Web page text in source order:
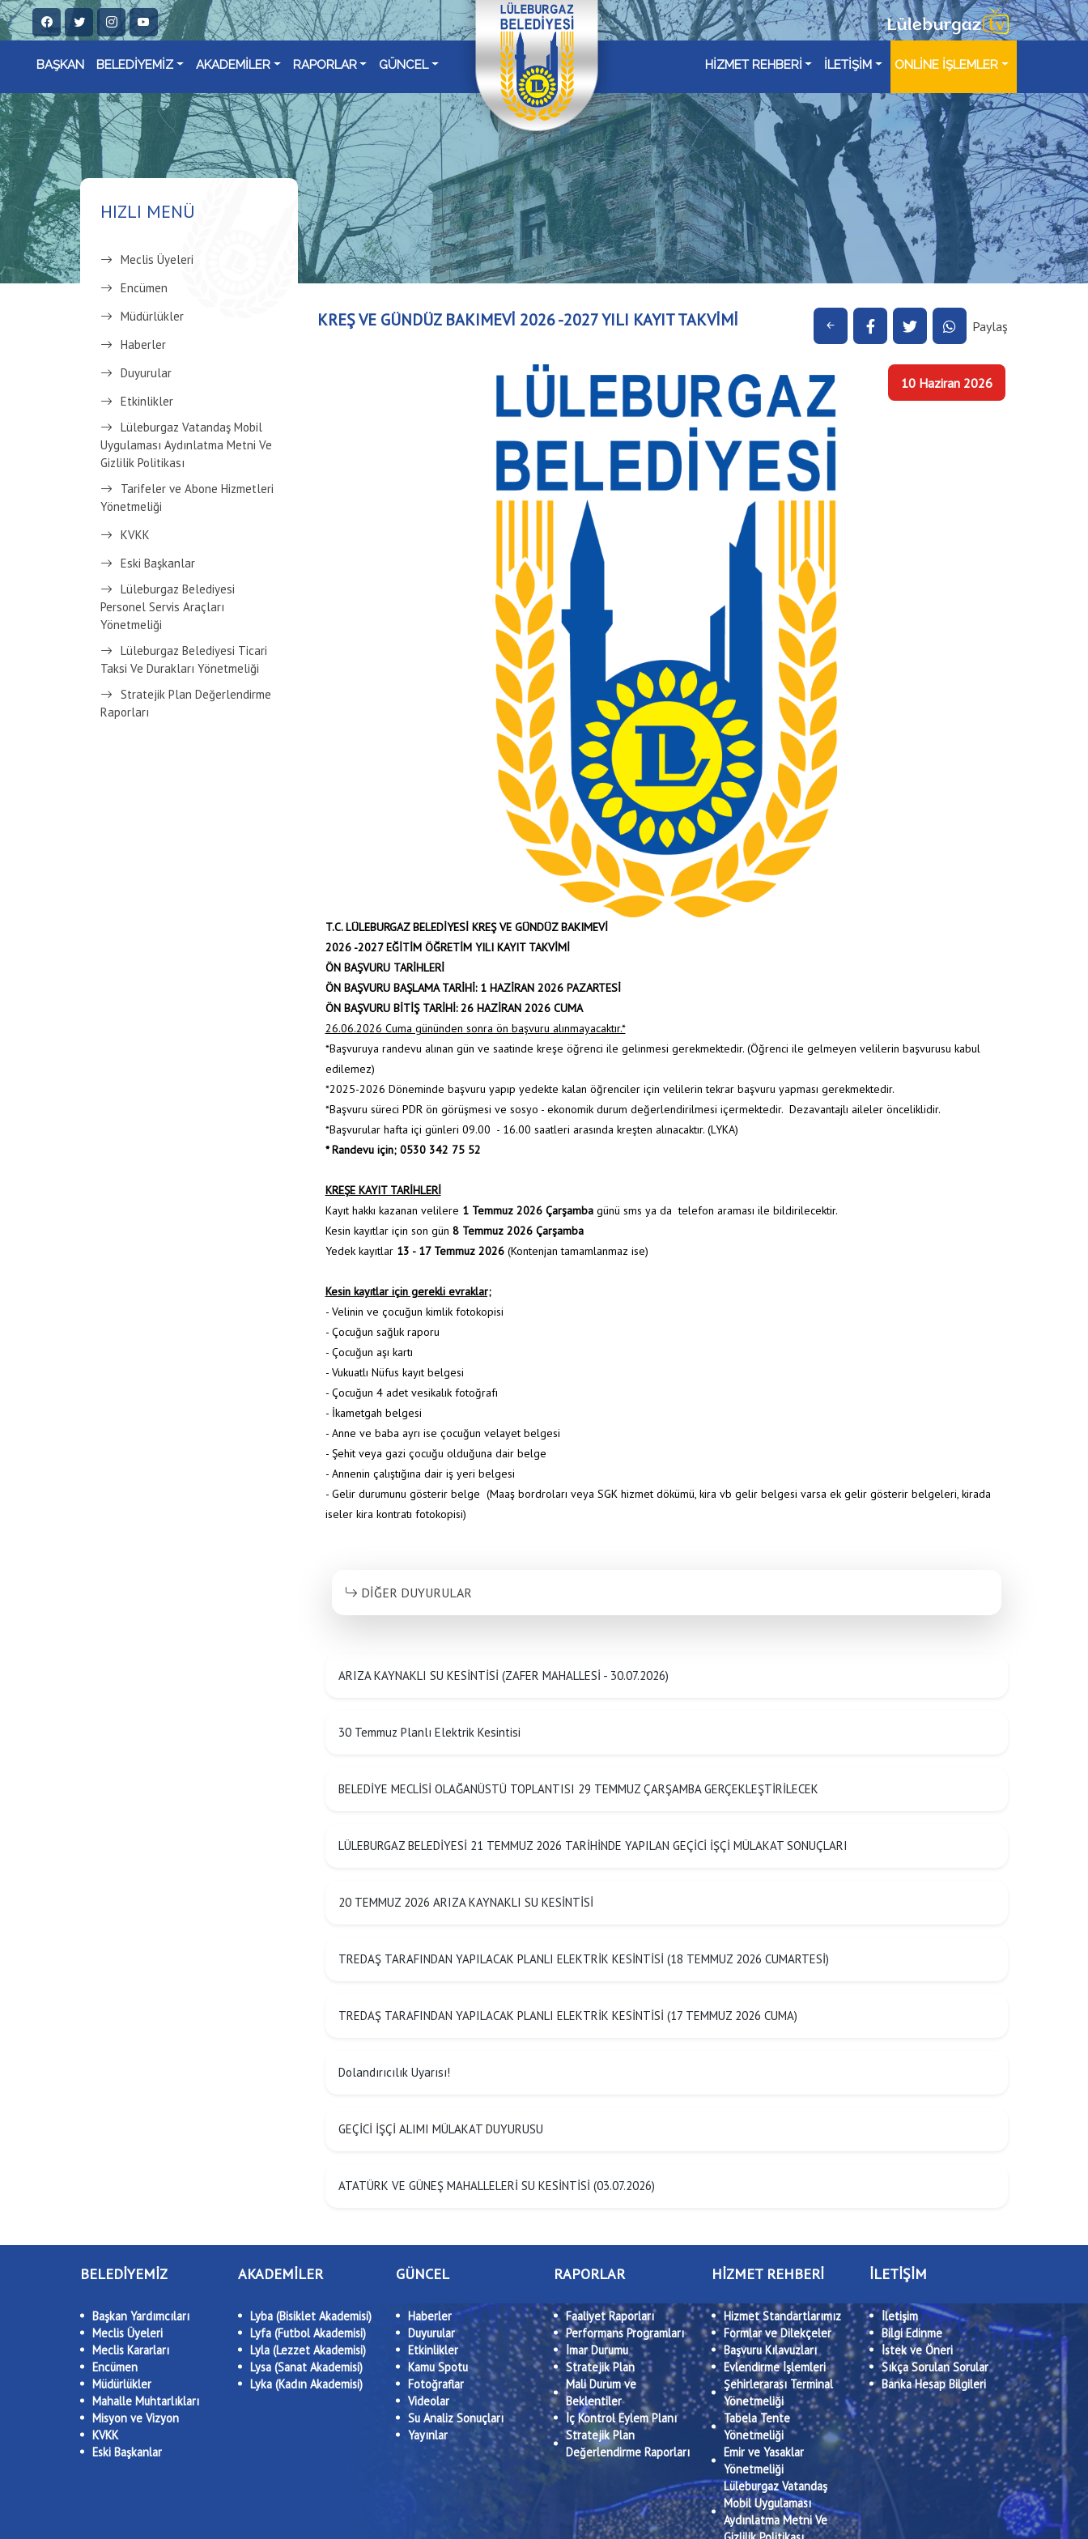
BAŞKAN BELEDİYEMİZ AKADEMİLER RAPORLAR GÜNCEL HİZMET REHBERİ İLETİŞİM ONLİNE İŞLEMLER
HIZLI MENÜ
Meclis Üyeleri
Encümen
Müdürlükler
Haberler
Duyurular
Etkinlikler
Lüleburgaz Vatandaş Mobil
Uygulaması Aydınlatma Metni Ve
Gizlilik Politikası
Tarifeler ve Abone Hizmetleri
Yönetmeliği
KVKK
Eski Başkanlar
Lüleburgaz Belediyesi
Personel Servis Araçları
Yönetmeliği
Lüleburgaz Belediyesi Ticari
Taksi Ve Durakları Yönetmeliği
Stratejik Plan Değerlendirme
Raporları
KREŞ VE GÜNDÜZ BAKIMEVİ 2026 -2027 YILI KAYIT TAKVİMİ Paylaş
10 Haziran 2026
T.C. LÜLEBURGAZ BELEDİYESİ KREŞ VE GÜNDÜZ BAKIMEVİ
2026 -2027 EĞİTİM ÖĞRETİM YILI KAYIT TAKVİMİ
ÖN BAŞVURU TARİHLERİ
ÖN BAŞVURU BAŞLAMA TARİHİ: 1 HAZİRAN 2026 PAZARTESİ
ÖN BAŞVURU BİTİŞ TARİHİ:26 HAZİRAN 2026 CUMA
26.06.2026 Cuma gününden sonra ön başvuru alınmayacaktır.*
*Başvuruya randevu alınan gün ve saatinde kreşe öğrenci ile gelinmesi gerekmektedir. (Öğrenci ile gelmeyen velilerin başvurusu kabul
edilemez)
*2025-2026 Döneminde başvuru yapıp yedekte kalan öğrenciler için velilerin tekrar başvuru yapması gerekmektedir.
*Başvuru süreci PDR ön görüşmesi ve sosyo - ekonomik durum değerlendirilmesi içermektedir. Dezavantajlı aileler önceliklidir.
*Başvurular hafta içi günleri 09.00 - 16.00 saatleri arasında kreşten alınacaktır. (LYKA)
* Randevu için; 0530 342 75 52
KREŞE KAYIT TARİHLERİ
Kayıt hakkı kazanan velilere 1 Temmuz 2026 Çarşamba günü sms ya da telefon araması ile bildirilecektir.
Kesin kayıtlar için son gün 8 Temmuz 2026 Çarşamba
Yedek kayıtlar 13 - 17 Temmuz 2026(Kontenjan tamamlanmaz ise)
Kesin kayıtlar için gerekli evraklar;
- Velinin ve çocuğun kimlik fotokopisi
- Çocuğun sağlık raporu
- Çocuğun aşı kartı
- Vukuatlı Nüfus kayıt belgesi
- Çocuğun 4 adet vesikalık fotoğrafı
- İkametgah belgesi
- Anne ve baba ayrı ise çocuğun velayet belgesi
- Şehit veya gazi çocuğu olduğuna dair belge
- Annenin çalıştığına dair iş yeri belgesi
- Gelir durumunu gösterir belge (Maaş bordroları veya SGK hizmet dökümü, kira vb gelir belgesi varsa ek gelir gösterir belgeleri, kirada
iseler kira kontratı fotokopisi)
DİĞER DUYURULAR
ARIZA KAYNAKLI SU KESİNTİSİ (ZAFER MAHALLESİ - 30.07.2026)
30 Temmuz Planlı Elektrik Kesintisi
BELEDİYE MECLİSİ OLAĞANÜSTÜ TOPLANTISI 29 TEMMUZ ÇARŞAMBA GERÇEKLEŞTİRİLECEK
LÜLEBURGAZ BELEDİYESİ 21 TEMMUZ 2026 TARİHİNDE YAPILAN GEÇİCİ İŞÇİ MÜLAKAT SONUÇLARI
20 TEMMUZ 2026 ARIZA KAYNAKLI SU KESİNTİSİ
TREDAŞ TARAFINDAN YAPILACAK PLANLI ELEKTRİK KESİNTİSİ (18 TEMMUZ 2026 CUMARTESİ)
TREDAŞ TARAFINDAN YAPILACAK PLANLI ELEKTRİK KESİNTİSİ (17 TEMMUZ 2026 CUMA)
Dolandırıcılık Uyarısı!
GEÇİCİ İŞÇİ ALIMI MÜLAKAT DUYURUSU
ATATÜRK VE GÜNEŞ MAHALLELERİ SU KESİNTİSİ (03.07.2026)
BELEDİYEMİZ
Başkan Yardımcıları
Meclis Üyeleri
Meclis Kararları
Encümen
Müdürlükler
Mahalle Muhtarlıkları
Misyon ve Vizyon
KVKK
Eski Başkanlar
AKADEMİLER
Lyba (Bisiklet Akademisi)
Lyfa (Futbol Akademisi)
Lyla (Lezzet Akademisi)
Lysa (Sanat Akademisi)
Lyka (Kadın Akademisi)
GÜNCEL
Haberler
Duyurular
Etkinlikler
Kamu Spotu
Fotoğraflar
Videolar
Su Analiz Sonuçları
Yayınlar
RAPORLAR
Faaliyet Raporları
Performans Programları
İmar Durumu
Stratejik Plan
Mali Durum ve
Beklentiler
İç Kontrol Eylem Planı
Stratejik Plan
Değerlendirme Raporları
HİZMET REHBERİ
Hizmet Standartlarımız
Formlar ve Dilekçeler
Başvuru Kılavuzları
Evlendirme İşlemleri
Şehirlerarası Terminal
Yönetmeliği
Tabela Tente
Yönetmeliği
Emir ve Yasaklar
Yönetmeliği
Lüleburgaz Vatandaş
Mobil Uygulaması
Aydınlatma Metni Ve
İLETİŞİM
İletişim
Bilgi Edinme
İstek ve Öneri
Sıkça Sorulan Sorular
Banka Hesap Bilgileri